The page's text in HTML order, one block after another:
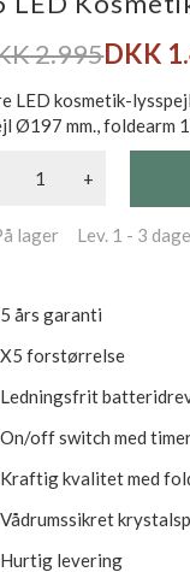
2.995DKK
LED kosmetik-
Ø197 mm., foldearm
+
lager Lev. 1 - 3 dage
5 års garanti
X5 forstørrelse
Ledningsfrit
On/off switch med
Kraftig kvalitet med
Vådrumssikret
Hurtig levering